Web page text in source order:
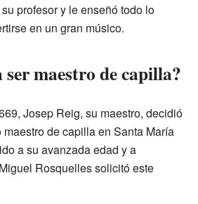
profesor y le enseñó todo lo
en un gran músico.
ser maestro de capilla?
Josep Reig, su maestro, decidió
de capilla en Santa María
a su avanzada edad y a
Rosquelles solicitó este